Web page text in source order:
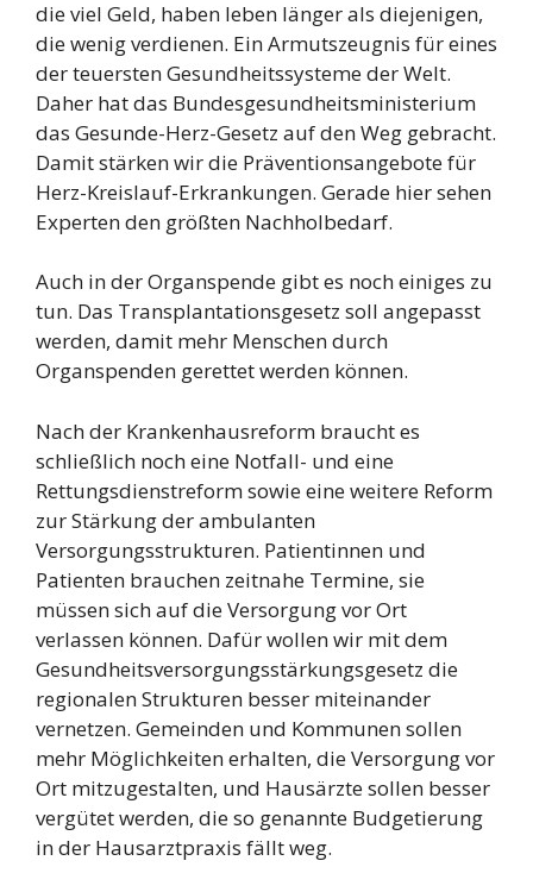
die viel Geld, haben leben länger als diejenigen,
die wenig verdienen. Ein Armutszeugnis für eines
der teuersten Gesundheitssysteme der Welt.
Daher hat das Bundesgesundheitsministerium
das Gesunde-Herz-Gesetz auf den Weg gebracht.
Damit stärken wir die Präventionsangebote für
Herz-Kreislauf-Erkrankungen. Gerade hier sehen
Experten den größten Nachholbedarf.
Auch in der Organspende gibt es noch einiges zu
tun. Das Transplantationsgesetz soll angepasst
werden, damit mehr Menschen durch
Organspenden gerettet werden können.
Nach der Krankenhausreform braucht es
schließlich noch eine Notfall- und eine
Rettungsdienstreform sowie eine weitere Reform
zur Stärkung der ambulanten
Versorgungsstrukturen. Patientinnen und
Patienten brauchen zeitnahe Termine, sie
müssen sich auf die Versorgung vor Ort
verlassen können. Dafür wollen wir mit dem
Gesundheitsversorgungsstärkungsgesetz die
regionalen Strukturen besser miteinander
vernetzen. Gemeinden und Kommunen sollen
mehr Möglichkeiten erhalten, die Versorgung vor
Ort mitzugestalten, und Hausärzte sollen besser
vergütet werden, die so genannte Budgetierung
in der Hausarztpraxis fällt weg.